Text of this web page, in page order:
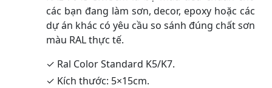
các bạn đang làm sơn, decor, epoxy hoặc các
dự án khác có yêu cầu so sánh đúng chất sơn
màu RAL thực tế.
✓ Ral Color Standard K5/K7.
✓ Kích thước: 5×15cm.